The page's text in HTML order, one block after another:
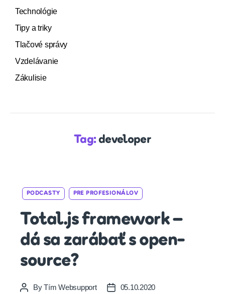
Technológie
Tipy a triky
Tlačové správy
Vzdelávanie
Zákulisie
Tag: developer
Categories
PODCASTY PRE PROFESIONÁLOV
Total.js framework –
dá sa zarábať s open-
source?
PostByTím Websupport
Post05.10.2020